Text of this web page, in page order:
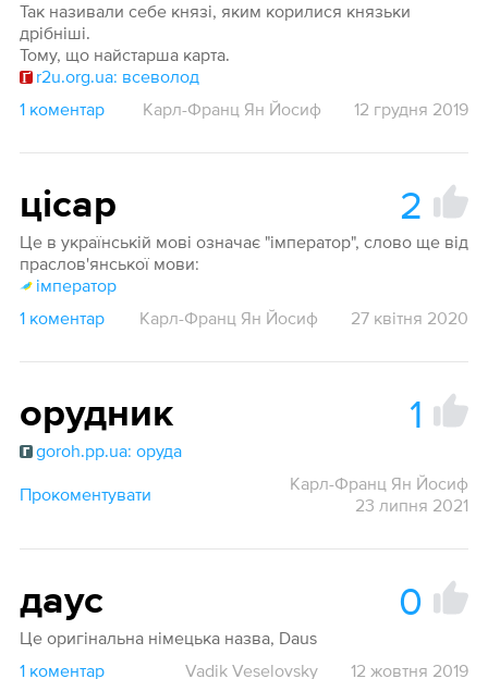
Так називали себе князі, яким корилися князьки
дрібніші.
Тому, що найстарша карта.
r2u.org.ua: всеволод
1 коментар
Карл-Франц Ян Йосиф 12 грудня 2019
цісар 2
Це в українській мові означає "імператор", слово ще від
праслов'янської мови:
імператор
1 коментар
Карл-Франц Ян Йосиф 27 квітня 2020
орудник 1
goroh.pp.ua: оруда
Прокоментувати
Карл-Франц Ян Йосиф
23 липня 2021
даус 0
Це оригінальна німецька назва, Daus
1 коментар
Vadik Veselovsky 12 жовтня 2019